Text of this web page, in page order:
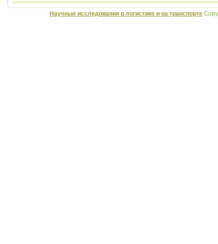
Научные исследования в логистике и на транспорте